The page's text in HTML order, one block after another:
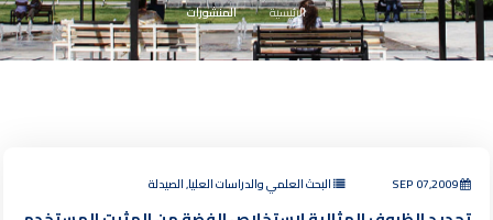
الرئيسية المنشورات
SEP 07,2009 البحث العلمي والدراسات العليا, الصيدلة